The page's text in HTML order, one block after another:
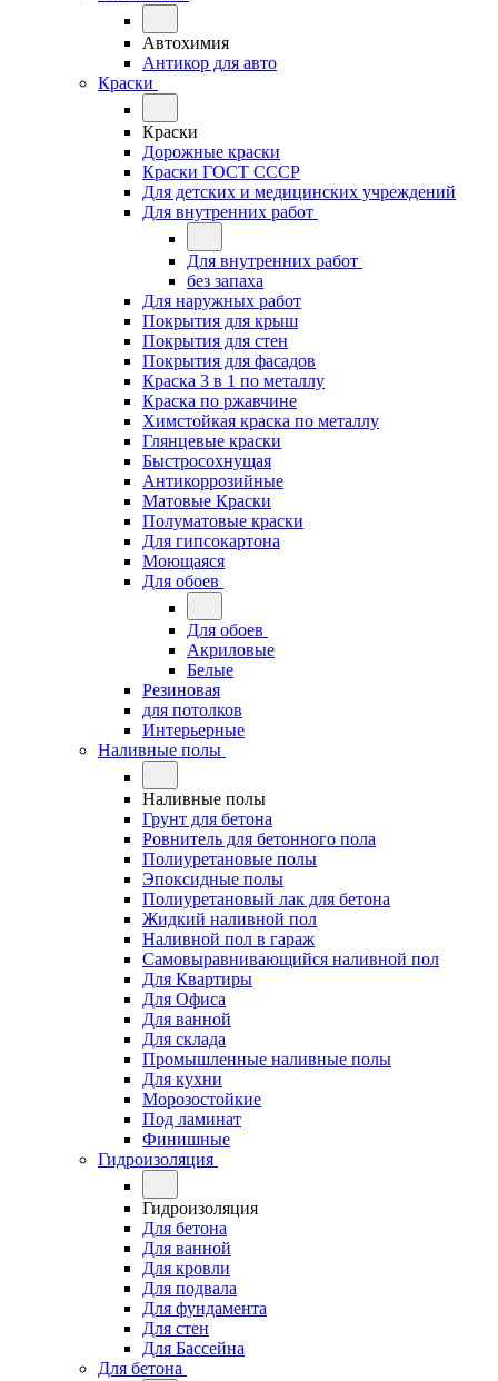
Автохимия
Антикор для авто
Краски
Краски
Дорожные краски
Краски ГОСТ СССР
Для детских и медицинских учреждений
Для внутренних работ
Для внутренних работ
без запаха
Для наружных работ
Покрытия для крыш
Покрытия для стен
Покрытия для фасадов
Краска 3 в 1 по металлу
Краска по ржавчине
Химстойкая краска по металлу
Глянцевые краски
Быстросохнущая
Антикоррозийные
Матовые Краски
Полуматовые краски
Для гипсокартона
Моющаяся
Для обоев
Для обоев
Акриловые
Белые
Резиновая
для потолков
Интерьерные
Наливные полы
Наливные полы
Грунт для бетона
Ровнитель для бетонного пола
Полиуретановые полы
Эпоксидные полы
Полиуретановый лак для бетона
Жидкий наливной пол
Наливной пол в гараж
Самовыравнивающийся наливной пол
Для Квартиры
Для Офиса
Для ванной
Для склада
Промышленные наливные полы
Для кухни
Морозостойкие
Под ламинат
Финишные
Гидроизоляция
Гидроизоляция
Для бетона
Для ванной
Для кровли
Для подвала
Для фундамента
Для стен
Для Бассейна
Для бетона